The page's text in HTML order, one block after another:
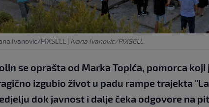
Ivanovic/PIXSELL | Ivana Ivanovic/PIXSELL
se oprašta od Marka Topića, pomorca
izgubio život u padu rampe trajekta
dok javnost i dalje čeka odgovore na